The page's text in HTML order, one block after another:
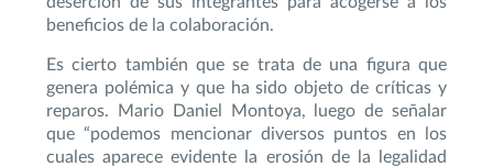
beneficios de la colaboración.
Es cierto también que se trata de una figura que
genera polémica y que ha sido objeto de críticas y
reparos. Mario Daniel Montoya, luego de señalar
que “podemos mencionar diversos puntos en los
cuales aparece evidente la erosión de la legalidad